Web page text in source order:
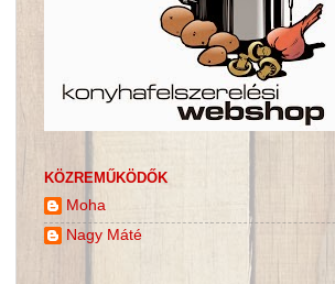
KÖZREMŰKÖDŐK
Moha
Nagy Máté